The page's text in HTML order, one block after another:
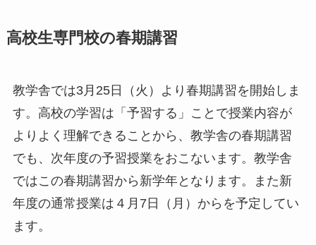
高校生専門校の春期講習
教学舎では3月25日（火）より春期講習を開始しま
す。高校の学習は「予習する」ことで授業内容が
よりよく理解できることから、教学舎の春期講習
でも、次年度の予習授業をおこないます。教学舎
ではこの春期講習から新学年となります。また新
年度の通常授業は４月7日（月）からを予定してい
ます。